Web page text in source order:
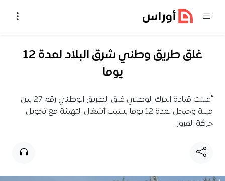
غلق طريق وطني شرق البلاد لمدة 12
يوما
أعلنت قيادة الدرك الوطني غلق الطريق الوطني رقم 27 بين
ميلة وجيجل لمدة 12 يوما بسبب أشغال التهيئة مع تحويل
حركة المرور.